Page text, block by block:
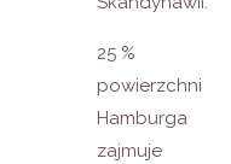
25 %
powierzchni
Hamburga
zajmuje